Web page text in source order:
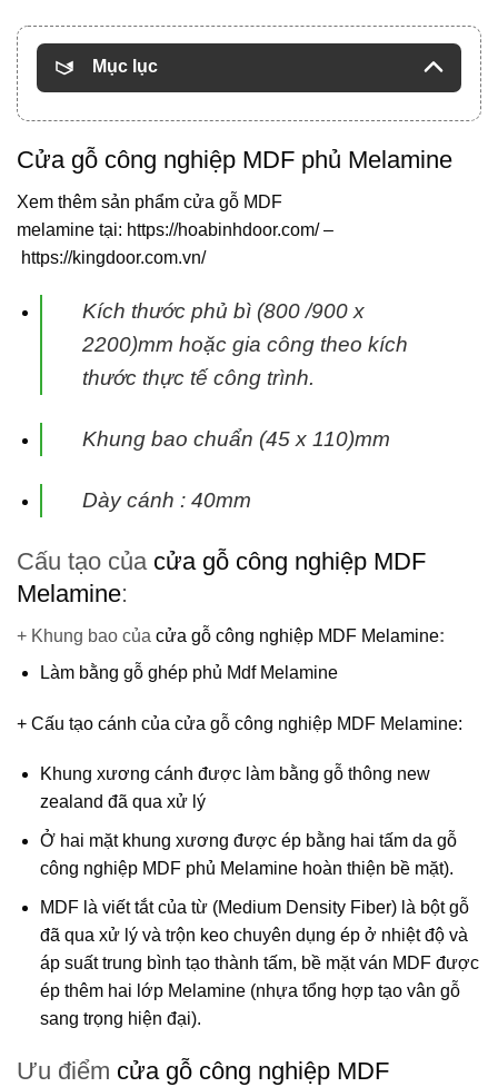
Mục lục
Cửa gỗ công nghiệp MDF phủ Melamine
Xem thêm sản phẩm cửa gỗ MDF
melamine tại: https://hoabinhdoor.com/–
https://kingdoor.com.vn/
Kích thước phủ bì (800 /900 x
2200)mm hoặc gia công theo kích
thước thực tế công trình.
Khung bao chuẩn (45 x 110)mm
Dày cánh : 40mm
Cấu tạo của cửa gỗ công nghiệp MDF
Melamine:
+ Khung bao của cửa gỗ công nghiệp MDF Melamine:
Làm bằng gỗ ghép phủ Mdf Melamine
+ Cấu tạo cánh của cửa gỗ công nghiệp MDF Melamine:
Khung xương cánh được làm bằng gỗ thông new
zealand đã qua xử lý
Ở hai mặt khung xương được ép bằng hai tấm da gỗ
công nghiệp MDF phủ Melamine hoàn thiện bề mặt).
MDFlà viết tắt của từ (Medium Density Fiber) là bột gỗ
đã qua xử lý và trộn keo chuyên dụng ép ở nhiệt độ và
áp suất trung bình tạo thành tấm, bề mặt ván MDF được
ép thêm hai lớp Melamine (nhựa tổng hợp tạo vân gỗ
sang trọng hiện đại).
Ưu điểm cửa gỗ công nghiệp MDF